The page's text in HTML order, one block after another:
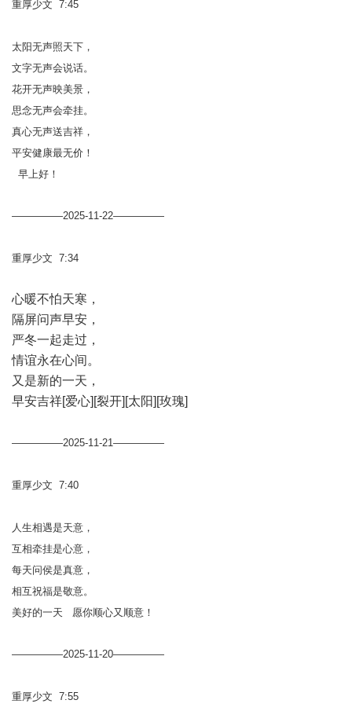
重厚少文 7:45
太阳无声照天下，
文字无声会说话。
花开无声映美景，
思念无声会牵挂。
真心无声送吉祥，
平安健康最无价！
早上好！
—————2025-11-22—————
重厚少文 7:34
心暖不怕天寒，
隔屏问声早安，
严冬一起走过，
情谊永在心间。
又是新的一天，
早安吉祥[爱心][裂开][太阳][玫瑰]
—————2025-11-21—————
重厚少文 7:40
人生相遇是天意，
互相牵挂是心意，
每天问侯是真意，
相互祝福是敬意。
美好的一天 愿你顺心又顺意！
—————2025-11-20—————
重厚少文 7:55